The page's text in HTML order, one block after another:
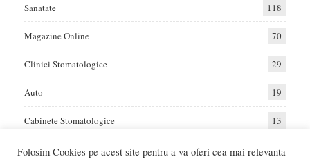
Sanatate 118
Magazine Online 70
Clinici Stomatologice 29
Auto 19
Cabinete Stomatologice 13
Folosim Cookies pe acest site pentru a va oferi cea mai relevanta